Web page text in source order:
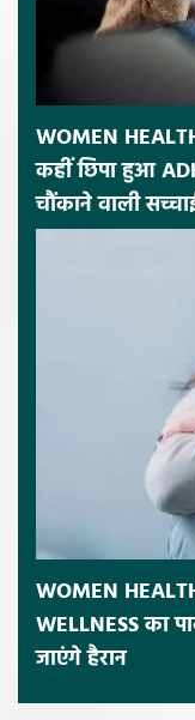
WOMEN
कहीं छिपा हुआ
चौंकाने वाली
WOMEN
WELLNESS का
जाएंगे हैरान